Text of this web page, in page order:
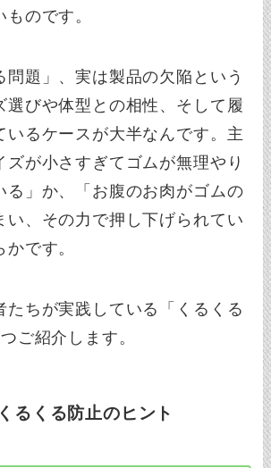
のです。
問題」、実は製品の欠陥という
選びや体型との相性、そして履
いるケースが大半なんです。主
ズが小さすぎてゴムが無理やり
る」か、「お腹のお肉がゴムの
い、その力で押し下げられてい
です。
たちが実践している「くるくる
ご紹介します。
るくる防止のヒント